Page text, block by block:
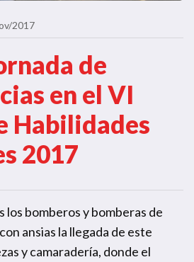
2017
de
en el VI
Habilidades
2017
los bomberos y bomberas de
ansias la llegada de este
y camaradería, donde el